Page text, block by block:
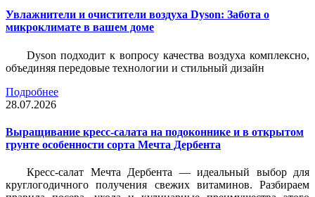
Увлажнители и очистители воздуха Dyson: Забота о
микроклимате в вашем доме
Dyson подходит к вопросу качества воздуха комплексно,
объединяя передовые технологии и стильный дизайн
Подробнее
28.07.2026
Выращивание кресс-салата на подоконнике и в открытом
грунте особенности сорта Мечта Дербента
Кресс-салат Мечта Дербента — идеальный выбор для
круглогодичного получения свежих витаминов. Разбираем